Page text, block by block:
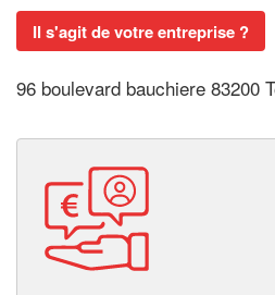
Il s'agit de votre entreprise ?
96 boulevard bauchiere 83200